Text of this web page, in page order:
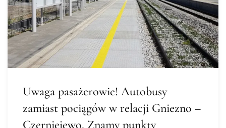
Uwaga pasażerowie! Autobusy
zamiast pociągów w relacji Gniezno –
Czerniejewo. Znamy punkty